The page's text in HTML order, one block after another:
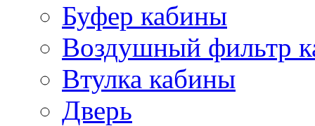
Буфер кабины
Воздушный фильтр
Втулка кабины
Дверь